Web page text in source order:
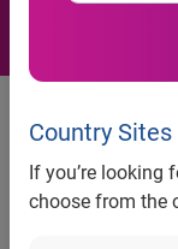
Country Sites
If you’re looking
choose from the
nouvelle solution